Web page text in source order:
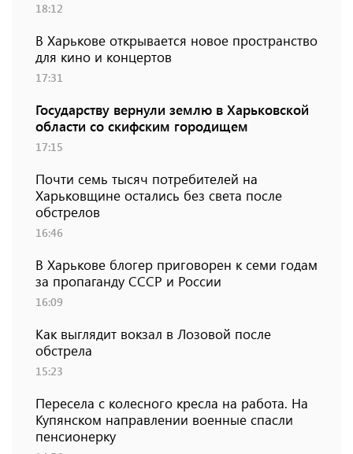
18:12
В Харькове открывается новое пространство
для кино и концертов
17:31
Государству вернули землю в Харьковской
области со скифским городищем
17:15
Почти семь тысяч потребителей на
Харьковщине остались без света после
обстрелов
16:46
В Харькове блогер приговорен к семи годам
за пропаганду СССР и России
16:09
Как выглядит вокзал в Лозовой после
обстрела
15:23
Пересела с колесного кресла на работа. На
Купянском направлении военные спасли
пенсионерку